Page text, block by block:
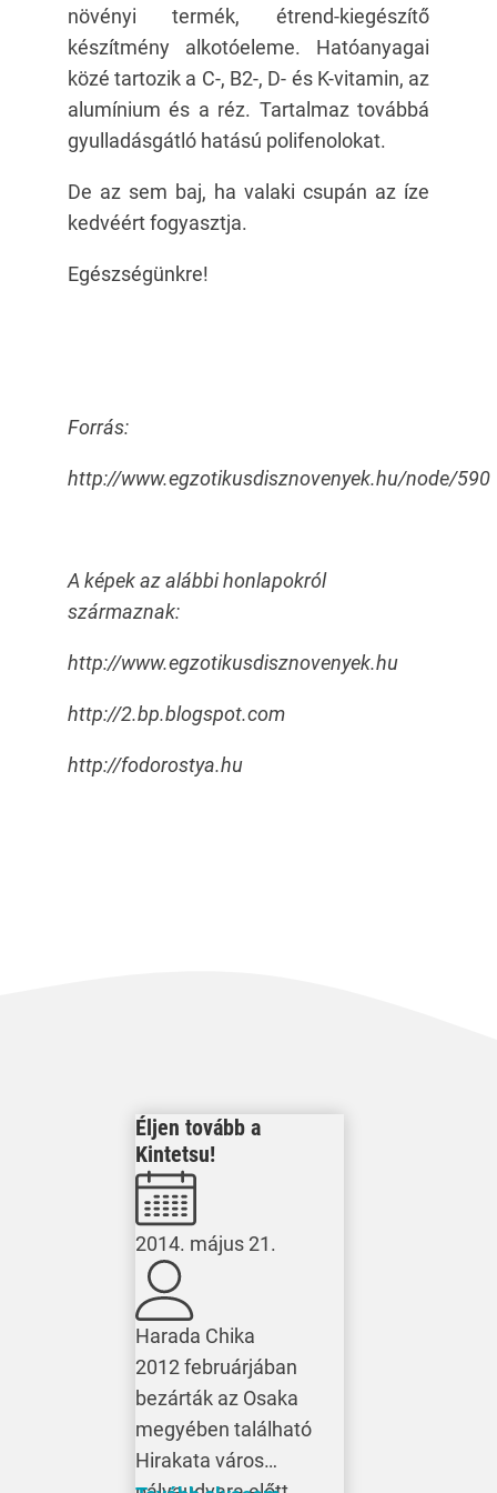
növényi termék, étrend-kiegészítő
készítmény alkotóeleme. Hatóanyagai
közé tartozik a C-, B2-, D- és K-vitamin, az
alumínium és a réz. Tartalmaz továbbá
gyulladásgátló hatású polifenolokat.
De az sem baj, ha valaki csupán az íze
kedvéért fogyasztja.
Egészségünkre!
Forrás:
http://www.egzotikusdisznovenyek.hu/node/590
A képek az alábbi honlapokról
származnak:
http://www.egzotikusdisznovenyek.hu
http://2.bp.blogspot.com
http://fodorostya.hu
Éljen tovább a
Kintetsu!
2014. május 21.
Harada Chika
2012 februárjában
bezárták az Osaka
megyében található
Hirakata város